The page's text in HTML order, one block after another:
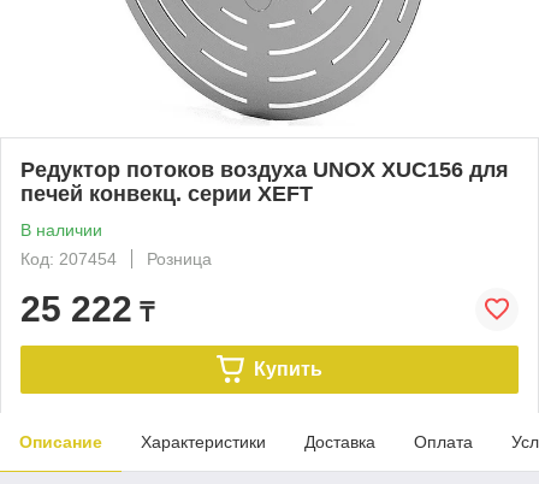
Редуктор потоков воздуха UNOX XUC156 для
печей конвекц. серии XEFT
В наличии
Код: 207454
Розница
25 222 ₸
Купить
Описание Характеристики Доставка Оплата